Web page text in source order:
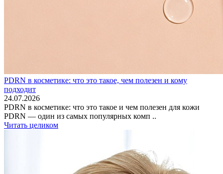
PDRN в косметике: что это такое, чем полезен и кому
подходит
24.07.2026
PDRN в косметике: что это такое и чем полезен для кожи
PDRN — один из самых популярных комп ..
Читать целиком